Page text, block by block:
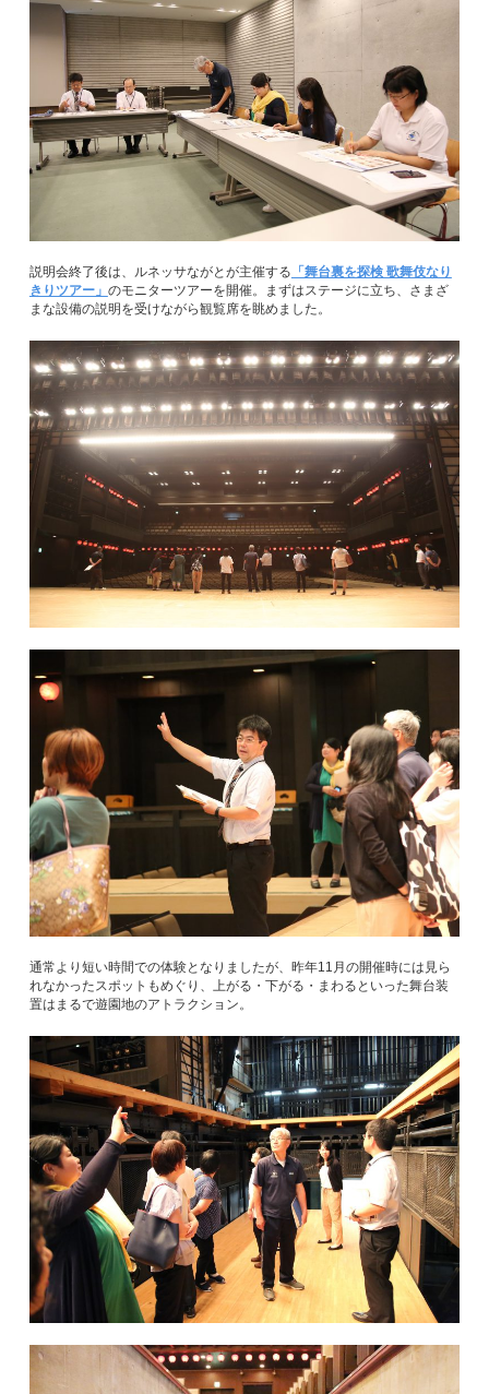
説明会終了後は、ルネッサながとが主催する 「舞台裏を探検 歌舞伎なり
きりツアー」 のモニターツアーを開催。まずはステージに立ち、さまざ
まな設備の説明を受けながら観覧席を眺めました。
通常より短い時間での体験となりましたが、昨年11月の開催時には見ら
れなかったスポットもめぐり、上がる・下がる・まわるといった舞台装
置はまるで遊園地のアトラクション。